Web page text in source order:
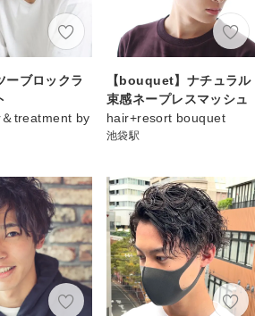
ーブロックラ
treatment by
【bouquet】ナチュラル
束感ネープレスマッシュ
hair+resort bouquet
池袋駅